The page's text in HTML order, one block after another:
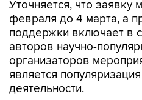
поддержки включает в
авторов научно-
организаторов
является популяризация
деятельности.
К участию в первом